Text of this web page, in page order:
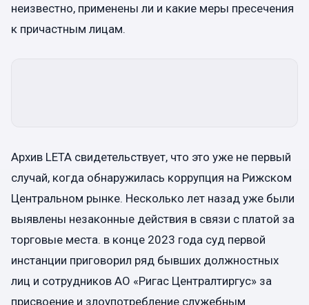
неизвестно, применены ли и какие меры пресечения
к причастным лицам.
Архив LETA свидетельствует, что это уже не первый
случай, когда обнаружилась коррупция на Рижском
Центральном рынке. Несколько лет назад уже были
выявлены незаконные действия в связи с платой за
торговые места. в конце 2023 года суд первой
инстанции приговорил ряд бывших должностных
лиц и сотрудников АО «Ригас Централтиргус» за
присвоение и злоупотребление служебным